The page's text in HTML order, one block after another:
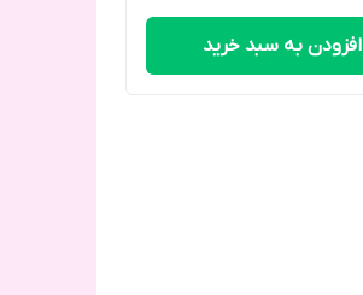
افزودن به سبد خرید